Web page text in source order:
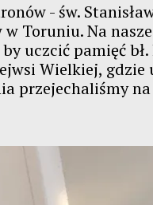
- św.
Toruniu. Na
uczcić pamięć
Wielkiej,
przejechaliśmy